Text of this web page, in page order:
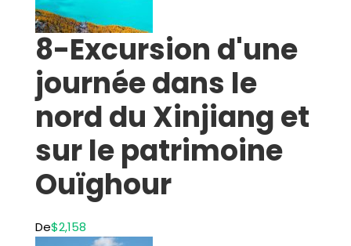
8-Excursion d'une
journée dans le
nord du Xinjiang et
sur le patrimoine
Ouïghour
De$2,158